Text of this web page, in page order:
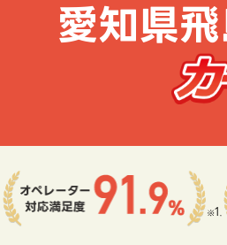
愛知県